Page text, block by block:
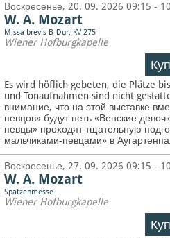
Воскресенье, 20. 09. 2026 09:15 -
W. A. Mozart
Missa brevis B-Dur, KV 275
Wiener Hofburgkapelle
Es wird höflich gebeten, die Plätze
und Tonaufnahmen sind nicht
внимание, что на этой выставке
певцов» будут петь «Венские
певцы» проходят тщательную
мальчиками-певцами» в
Воскресенье, 27. 09. 2026 09:15 -
W. A. Mozart
Spatzenmesse
Wiener Hofburgkapelle